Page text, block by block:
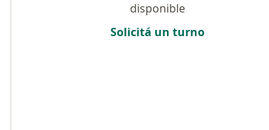
disponible
Solicitá un turno